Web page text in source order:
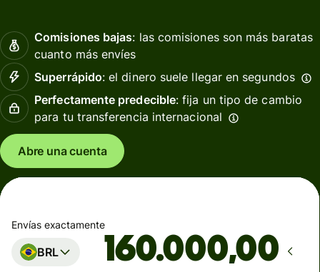
Comisiones bajas: las comisiones son más baratas
cuanto más envíes
Superrápido: el dinero suele llegar en segundos
Perfectamente predecible: fija un tipo de cambio
para tu transferencia internacional
Abre una cuenta
Envías exactamente
BRL ,00